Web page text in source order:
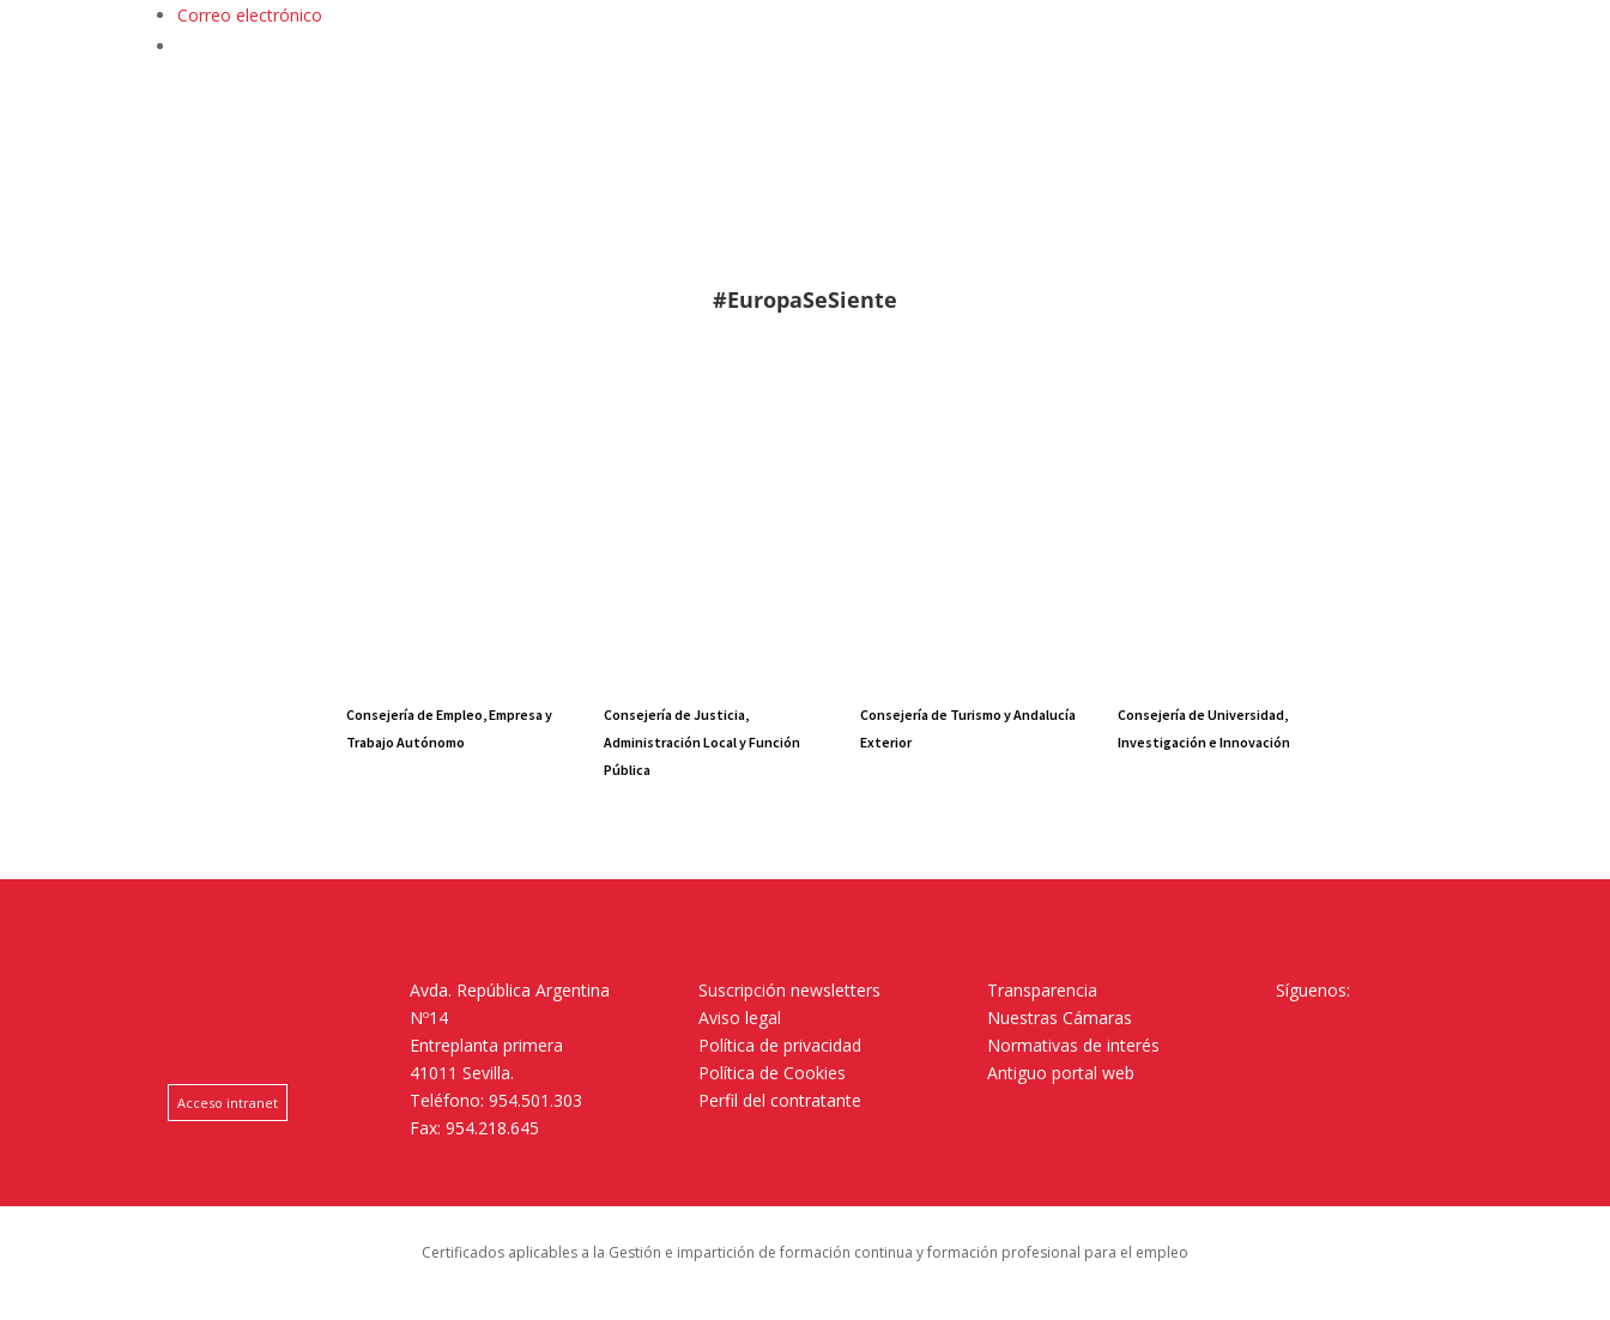
Correo electrónico
#EuropaSeSiente
Consejería de Empleo, Empresa y
Trabajo Autónomo
Consejería de Justicia,
Administración Local y Función
Pública
Consejería de Turismo y Andalucía
Exterior
Consejería de Universidad,
Investigación e Innovación
Acceso intranet
Avda. República Argentina
Nº14
Entreplanta primera
41011 Sevilla.
Teléfono: 954.501.303
Fax: 954.218.645
Suscripción newsletters
Aviso legal
Política de privacidad
Política de Cookies
Perfil del contratante
Transparencia
Nuestras Cámaras
Normativas de interés
Antiguo portal web
Síguenos:
Certificados aplicables a la Gestión e impartición de formación continua y formación profesional para el empleo